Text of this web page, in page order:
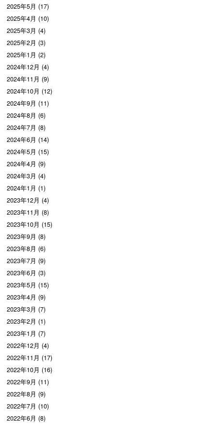
2025年5月 (17)
2025年4月 (10)
2025年3月 (4)
2025年2月 (3)
2025年1月 (2)
2024年12月 (4)
2024年11月 (9)
2024年10月 (12)
2024年9月 (11)
2024年8月 (6)
2024年7月 (8)
2024年6月 (14)
2024年5月 (15)
2024年4月 (9)
2024年3月 (4)
2024年1月 (1)
2023年12月 (4)
2023年11月 (8)
2023年10月 (15)
2023年9月 (8)
2023年8月 (6)
2023年7月 (9)
2023年6月 (3)
2023年5月 (15)
2023年4月 (9)
2023年3月 (7)
2023年2月 (1)
2023年1月 (7)
2022年12月 (4)
2022年11月 (17)
2022年10月 (16)
2022年9月 (11)
2022年8月 (9)
2022年7月 (10)
2022年6月 (8)